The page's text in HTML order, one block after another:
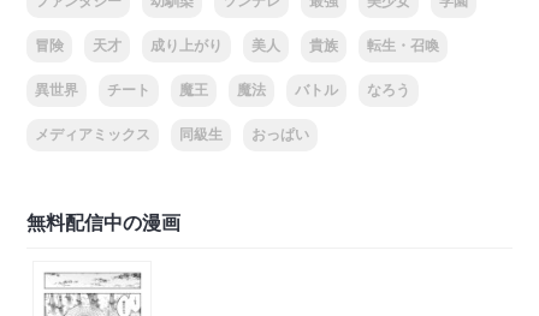
冒険 天才 成り上がり 美人 貴族 転生・召喚
異世界 チート 魔王 魔法 バトル なろう
メディアミックス 同級生 おっぱい
無料配信中の漫画